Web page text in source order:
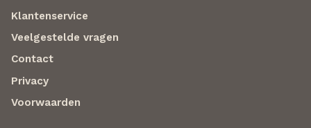
Klantenservice
Veelgestelde vragen
Contact
Privacy
Voorwaarden